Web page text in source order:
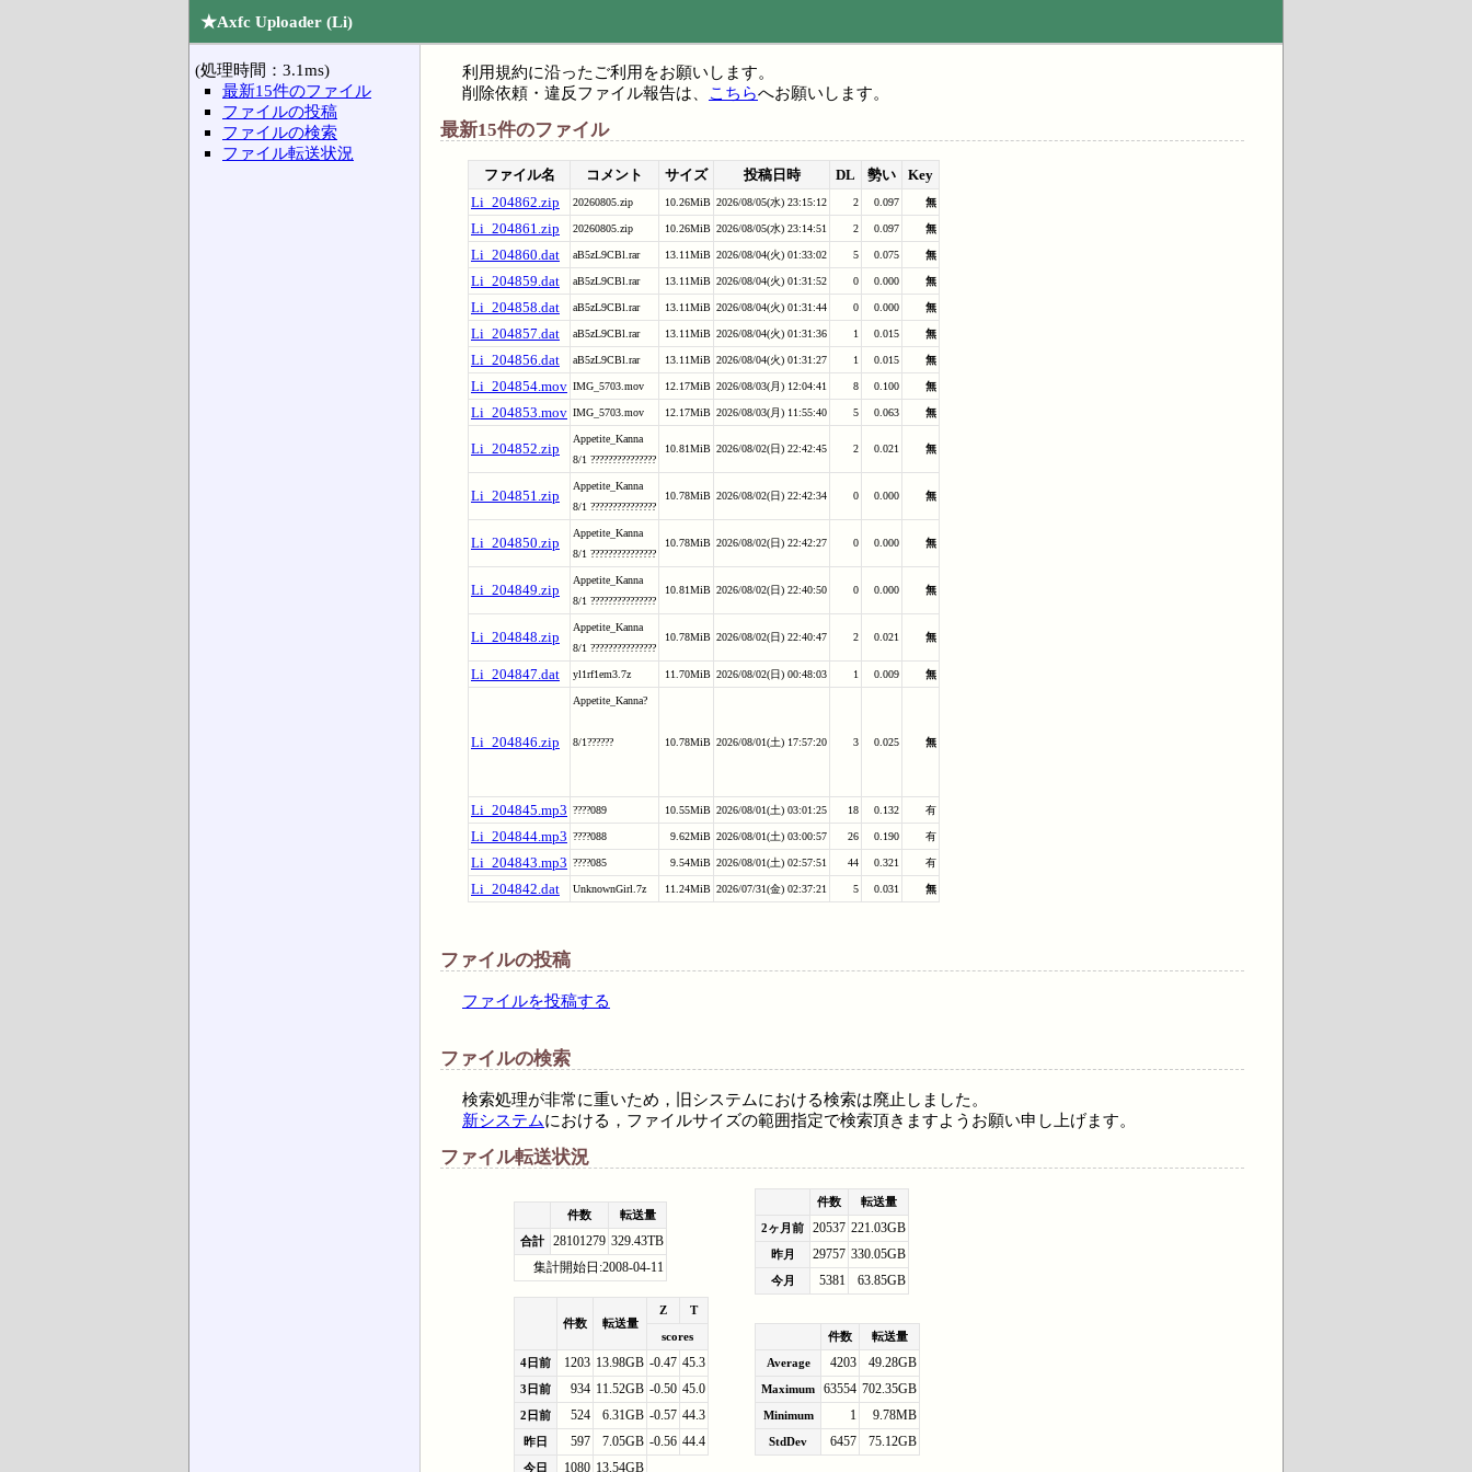
★Axfc Uploader (Li)
(処理時間：3.1ms)
最新15件のファイル
ファイルの投稿
ファイルの検索
ファイル転送状況
利用規約に沿ったご利用をお願いします。
削除依頼・違反ファイル報告は、
こちらへお願いします。
最新15件のファイル
ファイル名 コメント サイズ 投稿日時 DL 勢い
Key
Li_204862.zip
20260805.zip 10.26MiB 2026/08/05(水) 23:15:12 2 0.097 無
Li_204861.zip 20260805.zip 10.26MiB 2026/08/05(水) 23:14:51 2 0.097 無
Li_204860.dat aB5zL9CBl.rar 13.11MiB 2026/08/04(火) 01:33:02 5 0.075 無
Li_204859.dat aB5zL9CBl.rar 13.11MiB 2026/08/04(火) 01:31:52 0 0.000 無
Li_204858.dat aB5zL9CBl.rar 13.11MiB 2026/08/04(火) 01:31:44 0 0.000 無
Li_204857.dat aB5zL9CBl.rar 13.11MiB 2026/08/04(火) 01:31:36 1 0.015 無
Li_204856.dat aB5zL9CBl.rar 13.11MiB 2026/08/04(火) 01:31:27 1 0.015 無
Li_204854.mov IMG_5703.mov 12.17MiB 2026/08/03(月) 12:04:41 8 0.100 無
Li_204853.mov IMG_5703.mov 12.17MiB 2026/08/03(月) 11:55:40 5 0.063 無
Li_204852.zip
Appetite_Kanna
8/1 ???????????????
10.81MiB 2026/08/02(日) 22:42:45 2 0.021 無
Li_204851.zip
Appetite_Kanna
8/1 ???????????????
10.78MiB 2026/08/02(日) 22:42:34 0 0.000 無
Li_204850.zip
Appetite_Kanna
8/1 ???????????????
10.78MiB 2026/08/02(日) 22:42:27 0 0.000 無
Li_204849.zip
Appetite_Kanna
8/1 ???????????????
10.81MiB 2026/08/02(日) 22:40:50 0 0.000 無
Li_204848.zip
Appetite_Kanna
8/1 ???????????????
10.78MiB 2026/08/02(日) 22:40:47 2 0.021 無
Li_204847.dat yl1rf1em3.7z 11.70MiB 2026/08/02(日) 00:48:03 1 0.009 無
Li_204846.zip
Appetite_Kanna?
8/1?????? 10.78MiB 2026/08/01(土) 17:57:20 3 0.025 無
Li_204845.mp3 ????089 10.55MiB 2026/08/01(土) 03:01:25 18 0.132 有
Li_204844.mp3 ????088 9.62MiB 2026/08/01(土) 03:00:57 26 0.190 有
Li_204843.mp3 ????085 9.54MiB 2026/08/01(土) 02:57:51 44 0.321 有
Li_204842.dat UnknownGirl.7z 11.24MiB 2026/07/31(金) 02:37:21 5 0.031 無
ファイルの投稿
ファイルを投稿する
ファイルの検索
検索処理が非常に重いため，旧システムにおける検索は廃止しました。
新システムにおける，ファイルサイズの範囲指定で検索頂きますようお願い申し上げます。
ファイル転送状況
件数
転送量
合計
28101279 329.43TB
集計開始日:2008-04-11
件数
転送量
2ヶ月前
20537 221.03GB
昨月 29757 330.05GB
今月 5381 63.85GB
件数 転送量
Z
T
scores
4日前
1203 13.98GB -0.47 45.3
3日前 934 11.52GB -0.50 45.0
2日前 524 6.31GB -0.57 44.3
昨日 597 7.05GB -0.56 44.4
今日 1080 13.54GB
件数
転送量
Average
4203 49.28GB
Maximum 63554 702.35GB
Minimum 1 9.78MB
StdDev 6457 75.12GB